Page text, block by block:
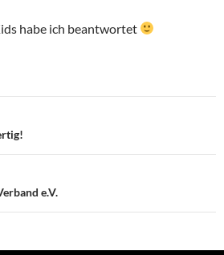
habe ich beantwortet
e.V.